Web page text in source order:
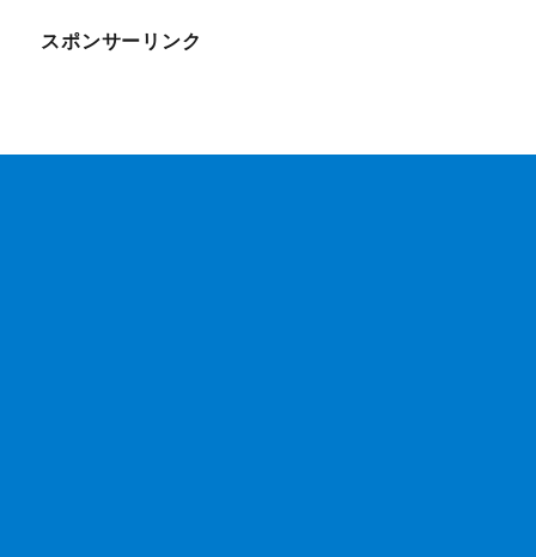
スポンサーリンク